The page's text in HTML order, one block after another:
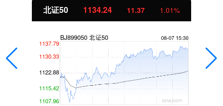
北证50 1134.24 11.37 1.01%